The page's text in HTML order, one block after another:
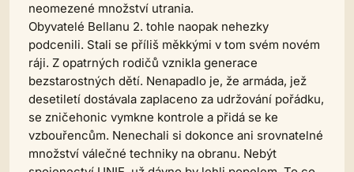
neomezené množství utrania.
Obyvatelé Bellanu 2. tohle naopak nehezky
podcenili. Stali se příliš měkkými v tom svém novém
ráji. Z opatrných rodičů vznikla generace
bezstarostných dětí. Nenapadlo je, že armáda, jež
desetiletí dostávala zaplaceno za udržování pořádku,
se zničehonic vymkne kontrole a přidá se ke
vzbouřencům. Nenechali si dokonce ani srovnatelné
množství válečné techniky na obranu. Nebýt